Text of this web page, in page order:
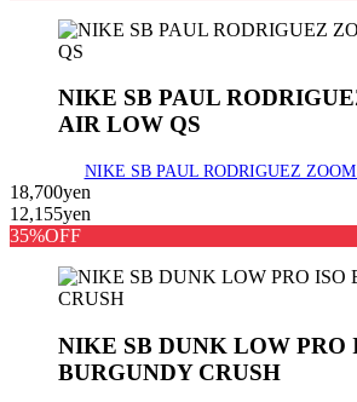
NIKE SB PAUL
AIR LOW QS
NIKE SB PAUL RODRIGUEZ
18,700yen
12,155yen
35%OFF
NIKE SB DUNK LOW PRO
BURGUNDY CRUSH